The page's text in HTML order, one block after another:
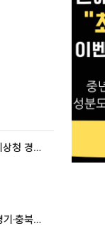
태풍 '돌핀' 오키나와 접근…일본기상청 경로 업데이트
가 압수수색